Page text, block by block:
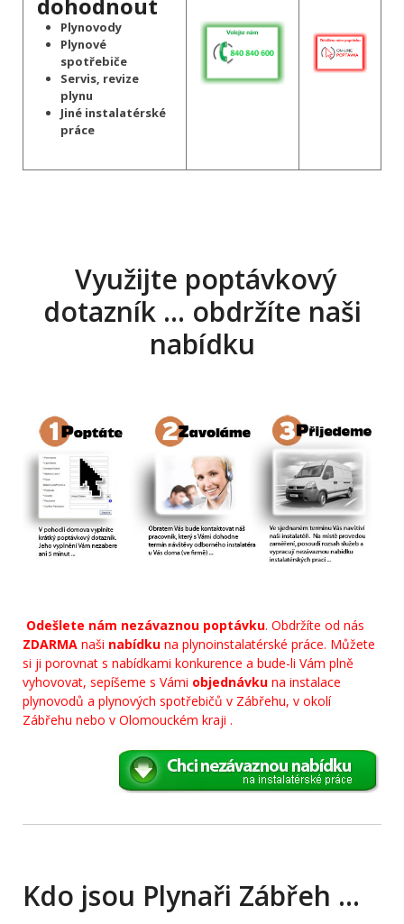
Plynovody
Plynové
spotřebiče
Servis, revize
plynu
Jiné instalatérské
práce
Využijte poptávkový
dotazník … obdržíte naši
nabídku
Odešlete nám nezávaznou poptávku. Obdržíte od nás
ZDARMA naši nabídku na plynoinstalatérské práce. Můžete
si ji porovnat s nabídkami konkurence a bude-li Vám plně
vyhovovat, sepíšeme s Vámi objednávku na instalace
plynovodů a plynových spotřebičů v Zábřehu, v okolí
Zábřehu nebo v Olomouckém kraji .
Kdo jsou Plynaři Zábřeh …